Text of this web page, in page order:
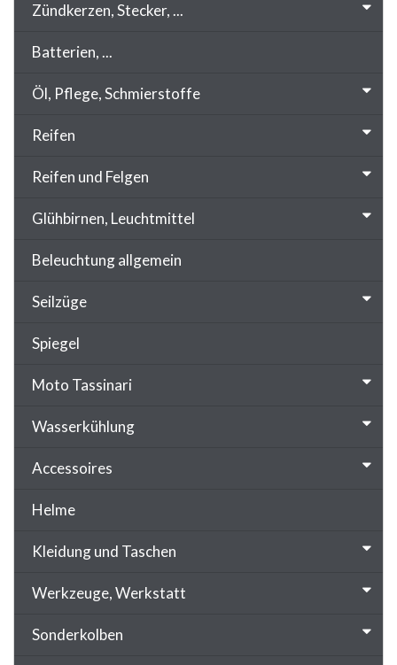
Zündkerzen, Stecker, ...
Batterien, ...
Öl, Pflege, Schmierstoffe
Reifen
Reifen und Felgen
Glühbirnen, Leuchtmittel
Beleuchtung allgemein
Seilzüge
Spiegel
Moto Tassinari
Wasserkühlung
Accessoires
Helme
Kleidung und Taschen
Werkzeuge, Werkstatt
Sonderkolben